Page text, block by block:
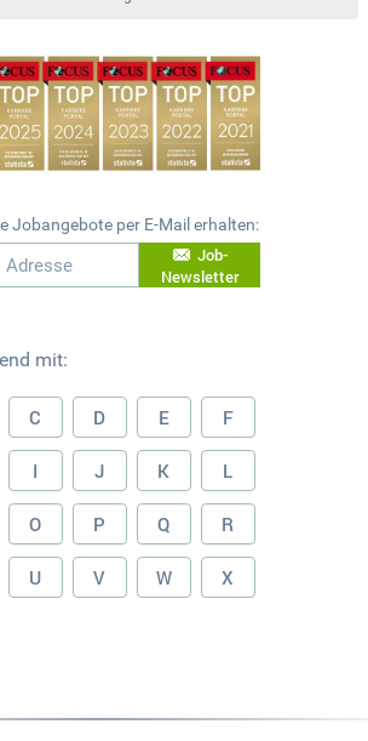
Jobangebote per E-Mail erhalten:
Job-
Newsletter
mit:
C D E F
I J K L
O P Q R
U V W X